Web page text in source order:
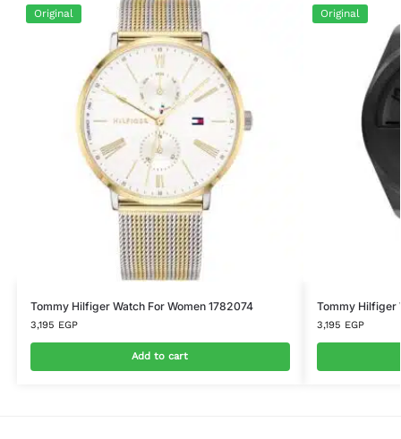
Original
Tommy Hilfiger Watch For Women 1782074
3,195 EGP
Add to cart
Original
Tommy Hilfiger
3,195 EGP